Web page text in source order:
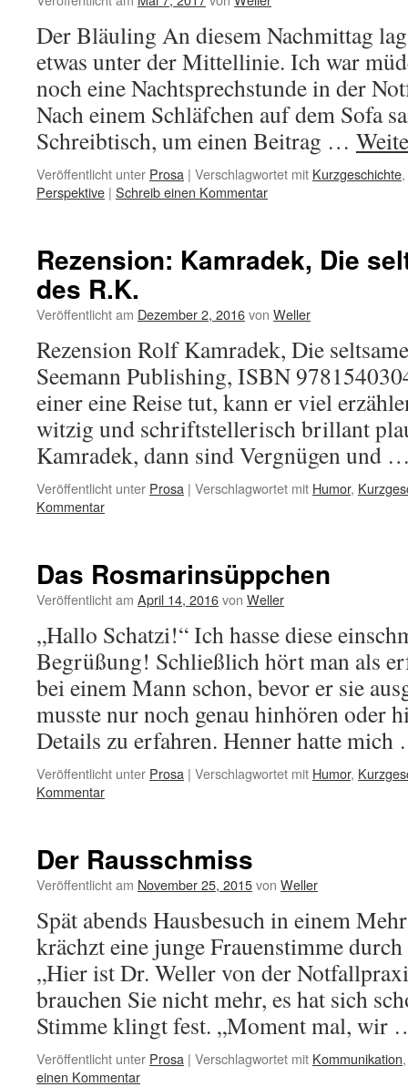
Der Bläuling An diesem Nachmittag
etwas unter der Mittellinie. Ich war
noch eine Nachtsprechstunde in der
Nach einem Schläfchen auf dem Sofa
Schreibtisch, um einen Beitrag …
Veröffentlicht unter Prosa | Verschlagwortet mit Kurzgeschichte,
Perspektive | Schreib einen Kommentar
Rezension: Kamradek, Die
des R.K.
Veröffentlicht am Dezember 2, 2016von Weller
Rezension Rolf Kamradek, Die
Seemann Publishing, ISBN
einer eine Reise tut, kann er viel
witzig und schriftstellerisch brillant
Kamradek, dann sind Vergnügen und
Veröffentlicht unter Prosa | Verschlagwortet mit Humor,
Kommentar
Das Rosmarinsüppchen
Veröffentlicht am April 14, 2016von Weller
„Hallo Schatzi!“ Ich hasse diese
Begrüßung! Schließlich hört man als
bei einem Mann schon, bevor er sie
musste nur noch genau hinhören oder
Details zu erfahren. Henner hatte
Veröffentlicht unter Prosa | Verschlagwortet mit Humor,
Kommentar
Der Rausschmiss
Veröffentlicht am November 25, 2015von Weller
Spät abends Hausbesuch in einem
krächzt eine junge Frauenstimme
„Hier ist Dr. Weller von der
brauchen Sie nicht mehr, es hat sich
Stimme klingt fest. „Moment mal,
Veröffentlicht unter Prosa | Verschlagwortet mit Kommunikation
einen Kommentar